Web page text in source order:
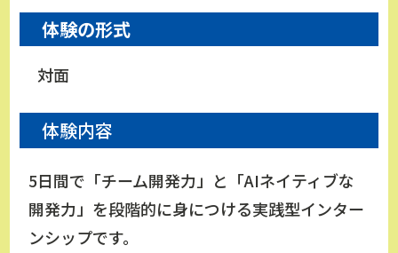
体験の形式
対面
体験内容
5日間で「チーム開発力」と「AIネイティブな
開発力」を段階的に身につける実践型インター
ンシップです。